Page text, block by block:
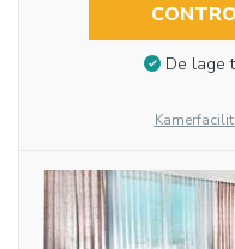
De lage